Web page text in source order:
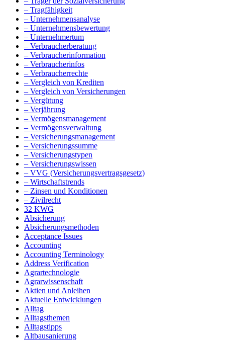
– Tragfähigkeit
– Unternehmensanalyse
– Unternehmensbewertung
– Unternehmertum
– Verbraucherberatung
– Verbraucherinformation
– Verbraucherinfos
– Verbraucherrechte
– Vergleich von Krediten
– Vergleich von Versicherungen
– Vergütung
– Verjährung
– Vermögensmanagement
– Vermögensverwaltung
– Versicherungsmanagement
– Versicherungssumme
– Versicherungstypen
– Versicherungswissen
– VVG (Versicherungsvertragsgesetz)
– Wirtschaftstrends
– Zinsen und Konditionen
– Zivilrecht
32 KWG
Absicherung
Absicherungsmethoden
Acceptance Issues
Accounting
Accounting Terminology
Address Verification
Agrartechnologie
Agrarwissenschaft
Aktien und Anleihen
Aktuelle Entwicklungen
Alltag
Alltagsthemen
Alltagstipps
Altbausanierung